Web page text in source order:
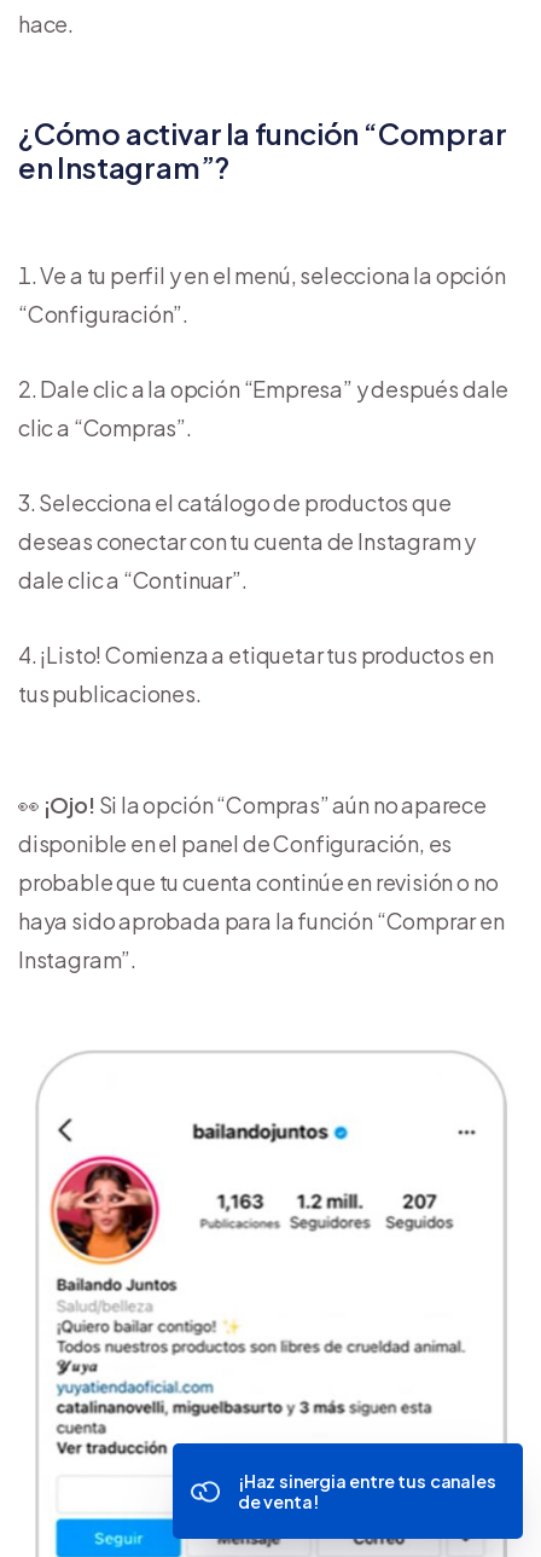
hace.
¿Cómo activar la función “Comprar
en Instagram”?
Ve a tu perfil y en el menú, selecciona la opción
“Configuración”.
Dale clic a la opción “Empresa” y después dale
clic a “Compras”.
Selecciona el catálogo de productos que
deseas conectar con tu cuenta de Instagram y
dale clic a “Continuar”.
¡Listo! Comienza a etiquetar tus productos en
tus publicaciones.
👀 ¡Ojo! Si la opción “Compras” aún no aparece
disponible en el panel de Configuración, es
probable que tu cuenta continúe en revisión o no
haya sido aprobada para la función “Comprar en
Instagram”.
¡Haz sinergia entre tus canales
de venta!